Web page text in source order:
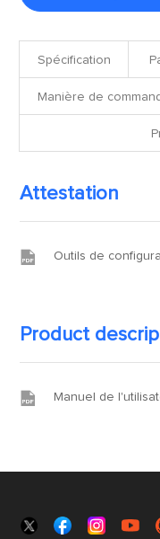
Spécification
Manière de
Attestation
 Outils de
Product
 Manuel de